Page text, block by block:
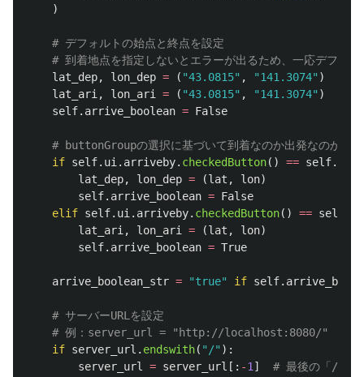
)
lat_dep, lon_dep = ( "43.0815" , "141.3074" )
lat_ari, lon_ari = ( "43.0815" , "141.3074" )
self. arrive_boolean = False
if self. ui. arriveby. checkedButton() == self.
lat_dep, lon_dep = (lat , lon)
self. arrive_boolean = False
elif self. ui. arriveby. checkedButton() == self
lat_ari, lon_ari = (lat , lon)
self. arrive_boolean = True
arrive_boolean_str = "true" if self.
if server_url . endswith( "/" ):
server_url = server_url [: -1]